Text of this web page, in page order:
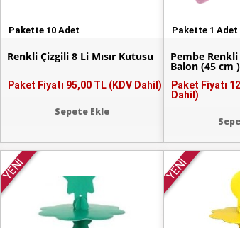
Pakette 10 Adet
Renkli Çizgili 8 Li Mısır Kutusu
Paket Fiyatı 95,00 TL (KDV Dahil)
Sepete Ekle
Pakette 1 Adet
Pembe Renkli
Balon (45 cm )
Paket Fiyatı
Dahil)
YENİ YENİ